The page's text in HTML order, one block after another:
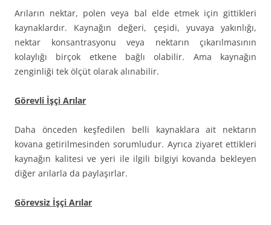
Arıların nektar, polen veya bal elde etmek için gittikleri
kaynaklardır. Kaynağın değeri, çeşidi, yuvaya yakınlığı,
nektar konsantrasyonu veya nektarın çıkarılmasının
kolaylığı birçok etkene bağlı olabilir. Ama kaynağın
zenginliği tek ölçüt olarak alınabilir.
Görevli İşçi Arılar
Daha önceden keşfedilen belli kaynaklara ait nektarın
kovana getirilmesinden sorumludur. Ayrıca ziyaret ettikleri
kaynağın kalitesi ve yeri ile ilgili bilgiyi kovanda bekleyen
diğer arılarla da paylaşırlar.
Görevsiz İşçi Arılar